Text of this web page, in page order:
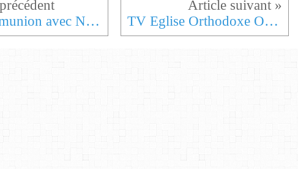
Intercommunion avec Notre Dame du perpétuel secours TV Eglise Orthodoxe Occidentale